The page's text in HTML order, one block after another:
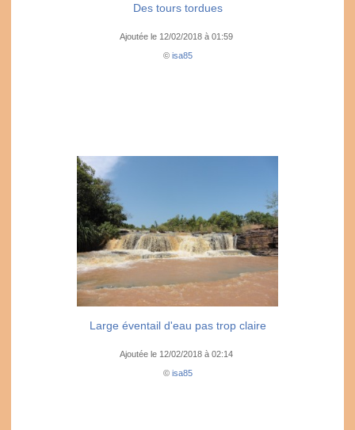
Des tours tordues
Ajoutée le 12/02/2018 à 01:59
© isa85
Large éventail d'eau pas trop claire
Ajoutée le 12/02/2018 à 02:14
© isa85